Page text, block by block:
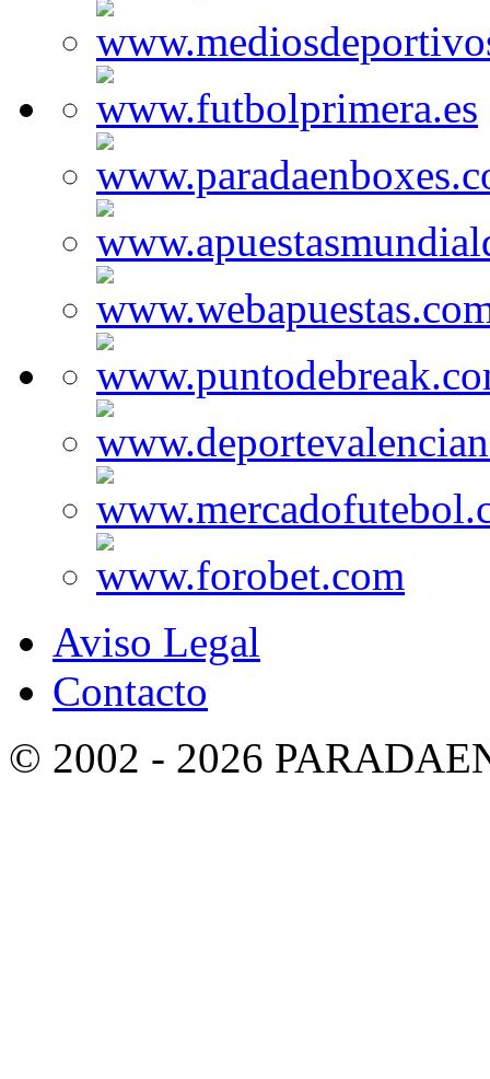
Aviso Legal
Contacto
© 2002 - 2026